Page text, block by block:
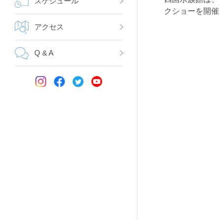
アクセス
Q & A
クショーを開